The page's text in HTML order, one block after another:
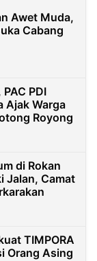
Awet Muda,
Cabang
PDI
Ajak Warga
Royong
di Rokan
Jalan, Camat
TIMPORA
Orang Asing